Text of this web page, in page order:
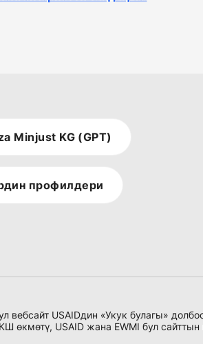
Minjust KG (GPT)
профилдери
вебсайт USAIDдин «Укук булагы»
өкмөтү, USAID жана EWMI бул